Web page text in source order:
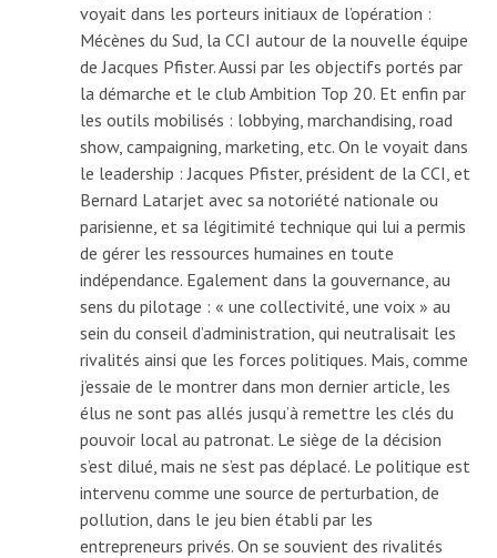
voyait dans les porteurs initiaux de l’opération :
Mécènes du Sud, la CCI autour de la nouvelle équipe
de Jacques Pfister. Aussi par les objectifs portés par
la démarche et le club Ambition Top 20. Et enfin par
les outils mobilisés : lobbying, marchandising, road
show, campaigning, marketing, etc. On le voyait dans
le leadership : Jacques Pfister, président de la CCI, et
Bernard Latarjet avec sa notoriété nationale ou
parisienne, et sa légitimité technique qui lui a permis
de gérer les ressources humaines en toute
indépendance. Egalement dans la gouvernance, au
sens du pilotage : « une collectivité, une voix » au
sein du conseil d’administration, qui neutralisait les
rivalités ainsi que les forces politiques. Mais, comme
j’essaie de le montrer dans mon dernier article, les
élus ne sont pas allés jusqu’à remettre les clés du
pouvoir local au patronat. Le siège de la décision
s’est dilué, mais ne s’est pas déplacé. Le politique est
intervenu comme une source de perturbation, de
pollution, dans le jeu bien établi par les
entrepreneurs privés. On se souvient des rivalités